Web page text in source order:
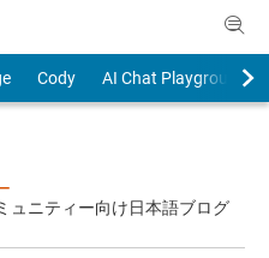
Cody
AI Chat Playground
ュニティー向け日本語ブログ